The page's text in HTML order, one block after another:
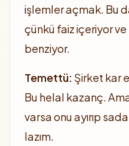
işlemler açmak. Bu
çünkü faiz içeriyor ve
benziyor.
Temettü: Şirket kar
Bu helal kazanç.
varsa onu ayırıp
lazım.